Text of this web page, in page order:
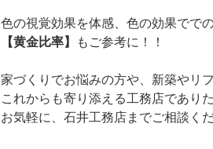
色の視覚効果を体感、色の効果でで
【黄金比率】
もご参考に！！
家づくりでお悩みの方や、新築やリ
これからも寄り添える工務店であり
お気軽に、石井工務店までご相談くだ